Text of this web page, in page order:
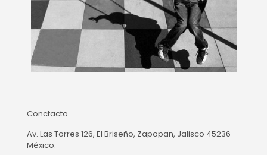
Conctacto
Av. Las Torres 126, El Briseño, Zapopan, Jalisco 45236
México.